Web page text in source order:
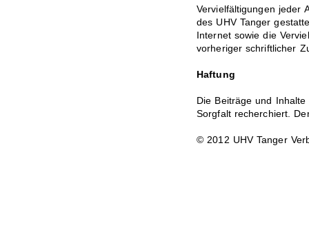
Vervielfältigungen jeder
des UHV Tanger
Internet sowie die
vorheriger schriftlicher
Haftung
Die Beiträge und
Sorgfalt recherchiert.
© 2012 UHV Tanger